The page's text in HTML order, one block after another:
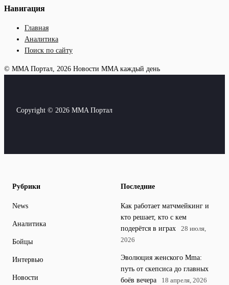
Навигация
Главная
Аналитика
Поиск по сайту
© MMA Портал, 2026 Новости MMA каждый день
Copyright © 2026 MMA Портал
Рубрики
News
Аналитика
Бойцы
Интервью
Новости
Последние
Как работает матчмейкинг и
кто решает, кто с кем
подерётся в играх
28 июля,
2026
Эволюция женского Mma:
путь от скепсиса до главных
боёв вечера
18 апреля, 2026